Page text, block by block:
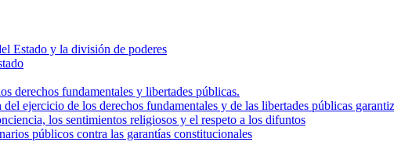
Estado y la división de poderes
derechos fundamentales y libertades públicas.
ejercicio de los derechos fundamentales y de las libertades públicas
los sentimientos religiosos y el respeto a los difuntos
públicos contra las garantías constitucionales